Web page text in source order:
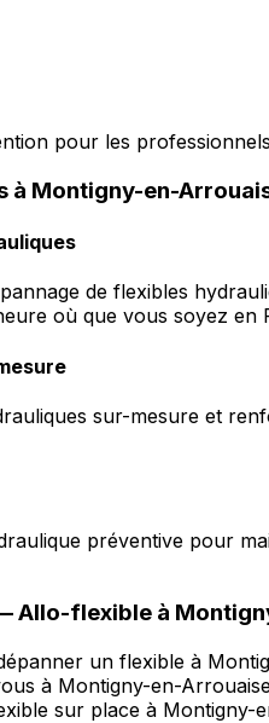
pour les
à Montigny-en-
de flexibles
où que vous soyez en
sur-mesure et
préventive pour
Allo-flexible à
un flexible à
à Montigny-en-
sur place à Montigny-